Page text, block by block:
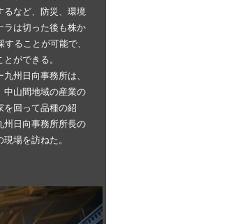
るなど、防災、環境
ラは切った後も株か
ることが可能で、
ができる。
州日向事務所は、
中山間地域の産業の
を回って品種の紹
州日向事務所所長の
場を訪ねた。